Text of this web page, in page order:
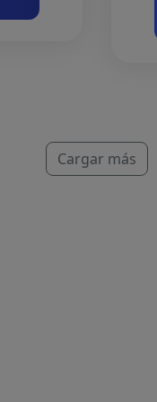
Cargar más